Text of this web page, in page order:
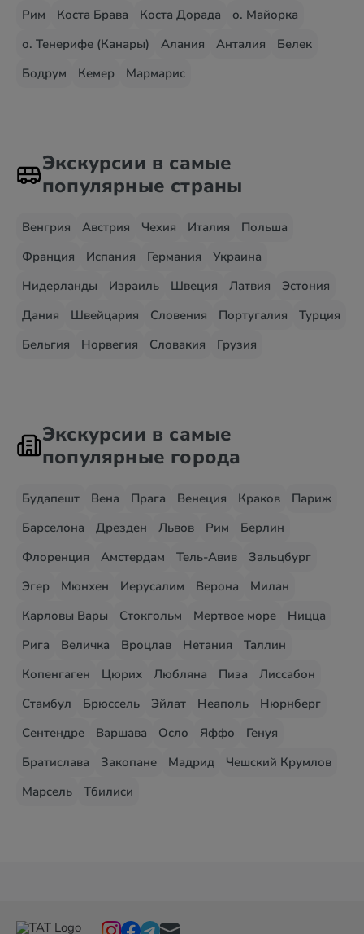
Рим
Коста Брава Коста Дорада
о. Майорка
о. Тенерифе (Канары)
Алания Анталия
Белек
Бодрум
Кемер Мармарис
Экскурсии в самые
популярные страны
Венгрия Австрия Чехия Италия
Польша
Франция
Испания Германия
Украина
Нидерланды
Израиль Швеция Латвия
Эстония
Дания
Швейцария Словения Португалия
Турция
Бельгия
Норвегия Словакия Грузия
Экскурсии в самые
популярные города
Будапешт Вена Прага Венеция Краков
Париж
Барселона
Дрезден Львов Рим
Берлин
Флоренция
Амстердам Тель-Авив
Зальцбург
Эгер
Мюнхен Иерусалим Верона
Милан
Карловы Вары
Стокгольм Мертвое море
Ницца
Рига
Величка Вроцлав Нетания
Таллин
Копенгаген
Цюрих Любляна Пиза
Лиссабон
Стамбул
Брюссель Эйлат Неаполь
Нюрнберг
Сентендре
Варшава Осло Яффо
Генуя
Братислава
Закопане Мадрид
Чешский Крумлов
Марсель
Тбилиси